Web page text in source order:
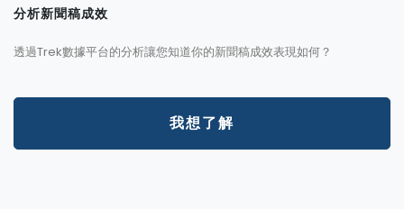
分析新聞稿成效
透過Trek數據平台的分析讓您知道你的新聞稿成效表現如何？
我想了解